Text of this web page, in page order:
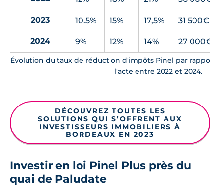
2023 10.5% 15% 17,5% 31 500€
2024 9% 12% 14% 27 000€
Évolution du taux de réduction d'impôts Pinel par rapport
l'acte entre 2022 et 2024.
DÉCOUVREZ TOUTES LES
SOLUTIONS QUI S’OFFRENT AUX
INVESTISSEURS IMMOBILIERS À
BORDEAUX EN 2023
Investir en loi Pinel Plus près du
quai de Paludate